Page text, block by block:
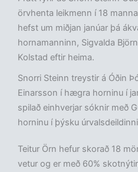
örvhenta leikmenn í 18
hefst um miðjan janúar þá
hornamanninn, Sigvalda
Kolstad eftir heima.
Snorri Steinn treystir á Óðin
Einarsson í hægra horninu í
spilað einhverjar sóknir með
horninu í þýsku
Teitur Örn hefur skorað 18
vetur og er með 60%